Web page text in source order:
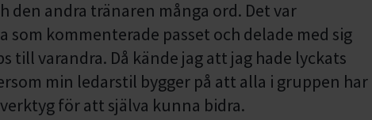
den andra tränaren många ord. Det var
som kommenterade passet och delade med sig
till varandra. Då kände jag att jag hade lyckats
min ledarstil bygger på att alla i gruppen har
för att själva kunna bidra.